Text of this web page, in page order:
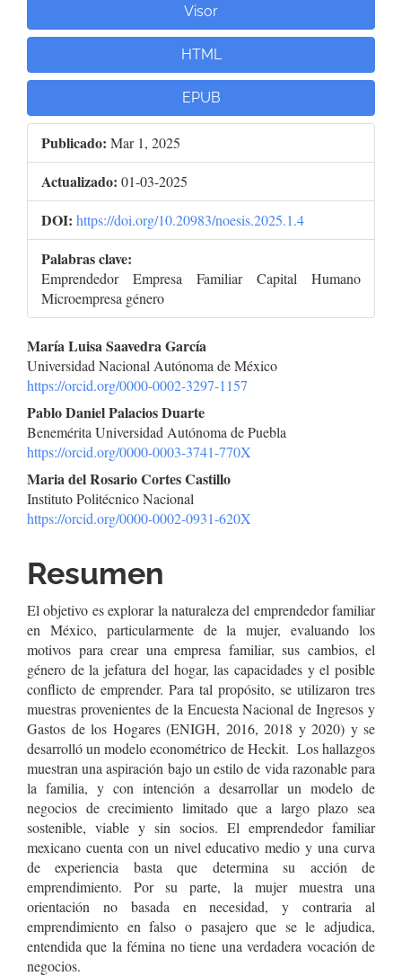
Visor
HTML
EPUB
Publicado: Mar 1, 2025
Actualizado: 01-03-2025
DOI: https://doi.org/10.20983/noesis.2025.1.4
Palabras clave:
Emprendedor Empresa Familiar Capital Humano
Microempresa género
Contenido
principal
del
artículo
María Luisa Saavedra García
Universidad Nacional Autónoma de México
https://orcid.org/0000-0002-3297-1157
Pablo Daniel Palacios Duarte
Benemérita Universidad Autónoma de Puebla
https://orcid.org/0000-0003-3741-770X
Maria del Rosario Cortes Castillo
Instituto Politécnico Nacional
https://orcid.org/0000-0002-0931-620X
Resumen
El objetivo es explorar la naturaleza del emprendedor familiar
en México, particularmente de la mujer, evaluando los
motivos para crear una empresa familiar, sus cambios, el
género de la jefatura del hogar, las capacidades y el posible
conflicto de emprender. Para tal propósito, se utilizaron tres
muestras provenientes de la Encuesta Nacional de Ingresos y
Gastos de los Hogares (ENIGH, 2016, 2018 y 2020) y se
desarrolló un modelo econométrico de Heckit. Los hallazgos
muestran una aspiración bajo un estilo de vida razonable para
la familia, y con intención a desarrollar un modelo de
negocios de crecimiento limitado que a largo plazo sea
sostenible, viable y sin socios. El emprendedor familiar
mexicano cuenta con un nivel educativo medio y una curva
de experiencia basta que determina su acción de
emprendimiento. Por su parte, la mujer muestra una
orientación no basada en necesidad, y contraria al
emprendimiento en falso o pasajero que se le adjudica,
entendida que la fémina no tiene una verdadera vocación de
negocios.